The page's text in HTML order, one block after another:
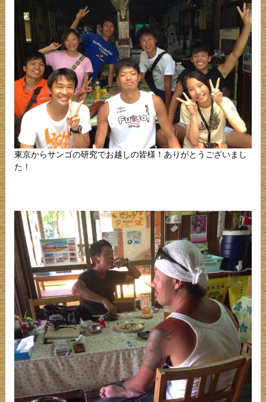
東京からサンゴの研究でお越しの皆様！ありがとうございまし
た！